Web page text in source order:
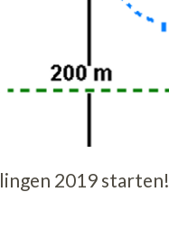
2019 starten!